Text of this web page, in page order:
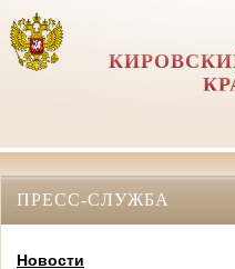
ПРЕСС-СЛУЖБА
Новости